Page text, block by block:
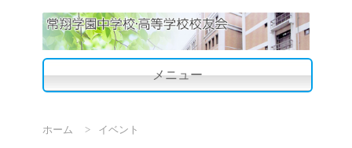
メニュー
ホーム イベント